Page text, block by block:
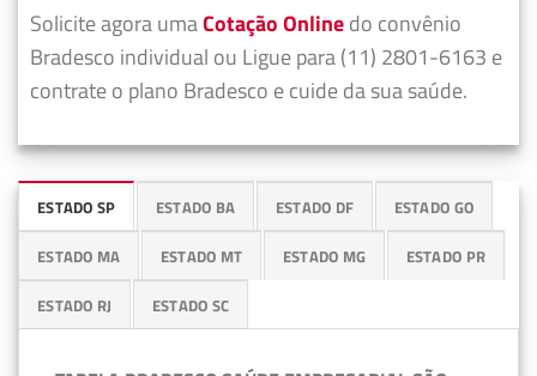
Solicite agora umaCotação Onlinedo convênio
Bradesco individual ou Ligue para (11) 2801-6163 e
contrate o plano Bradesco e cuide da sua saúde.
ESTADO SP ESTADO BA ESTADO DF ESTADO GO
ESTADO MA ESTADO MT ESTADO MG ESTADO PR
ESTADO RJ ESTADO SC